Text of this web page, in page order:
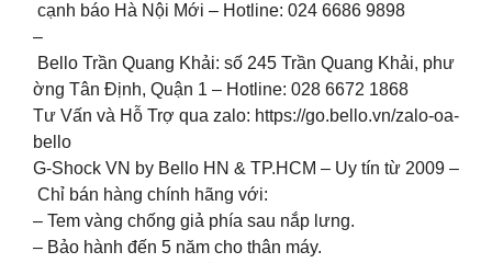
cạnh báo Hà Nội Mới – Hotline: 024 6686 9898
–
Bello Trần Quang Khải: số 245 Trần Quang Khải, phư
ờng Tân Định, Quận 1 – Hotline: 028 6672 1868
Tư Vấn và Hỗ Trợ qua zalo: https://go.bello.vn/zalo-oa-
bello
G-Shock VN by Bello HN & TP.HCM – Uy tín từ 2009 –
Chỉ bán hàng chính hãng với:
– Tem vàng chống giả phía sau nắp lưng.
– Bảo hành đến 5 năm cho thân máy.